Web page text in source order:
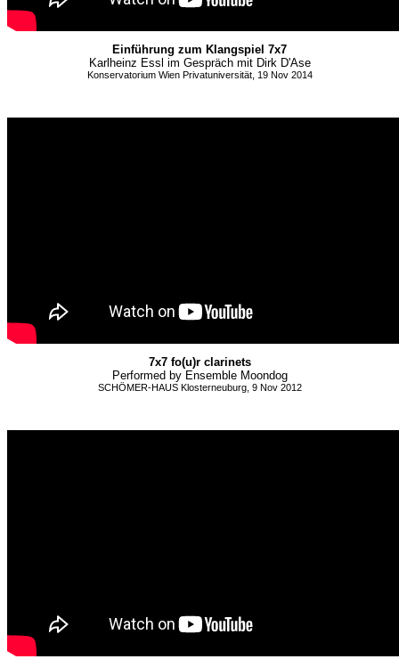
Einführung zum Klangspiel 7x7
Karlheinz Essl im Gespräch mit Dirk D'Ase
Konservatorium Wien Privatuniversität, 19 Nov 2014
7x7 fo(u)r clarinets
Performed by Ensemble Moondog
SCHÖMER-HAUS Klosterneuburg, 9 Nov 2012